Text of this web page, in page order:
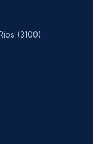
(3100)